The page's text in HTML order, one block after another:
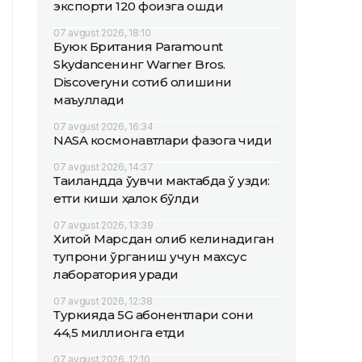
экспорти 120 фоизга ошди
07 avgust 2026, 18:10
Буюк Британия Paramount
Skydanceнинг Warner Bros.
Discoveryни сотиб олишини
маъқуллади
07 avgust 2026, 16:34
NASA космонавтлари фазога чиқди
07 avgust 2026, 14:37
Таиландда ўқувчи мактабда ўқ узди:
етти киши ҳалок бўлди
07 avgust 2026, 13:39
Хитой Марсдан олиб келинадиган
тупроқни ўрганиш учун махсус
лаборатория қуради
07 avgust 2026, 12:38
Туркияда 5G абонентлари сони
44,5 миллионга етди
07 avgust 2026, 12:10